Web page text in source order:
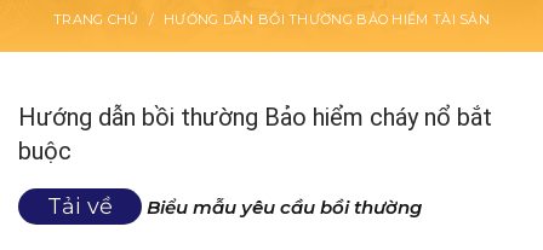
TRANG CHỦ HƯỚNG DẪN BỒI THƯỜNG BẢO HIỂM TÀI SẢN
Hướng dẫn bồi thường Bảo hiểm cháy nổ bắt
buộc
Tải về Biểu mẫu yêu cầu bồi thường